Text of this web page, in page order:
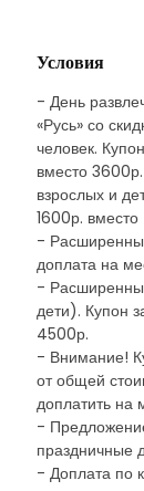
Условия
- День
«Русь» со
человек.
вместо
взрослых и
1600р.
-
доплата на
-
дети). Купон
4500р.
- Внимание!
от общей
доплатить на
-
праздничные
- Доплата по